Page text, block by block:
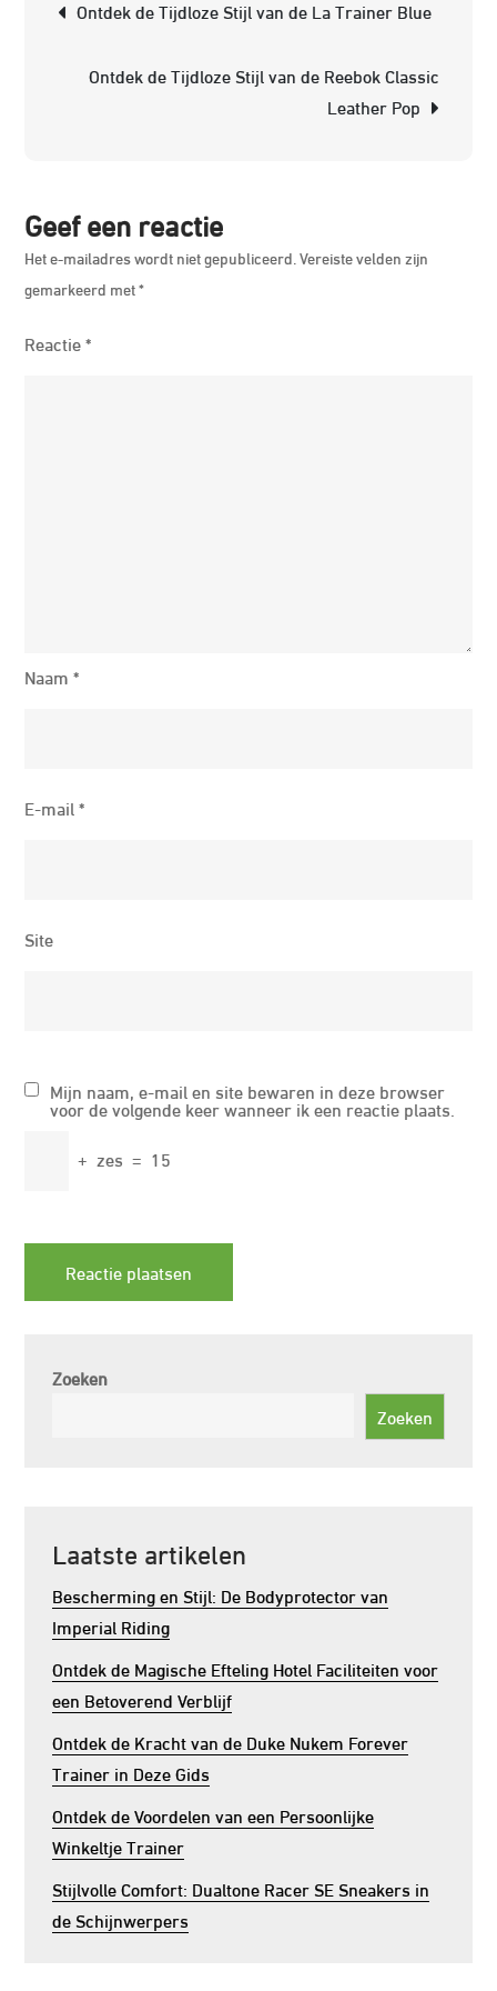
Ontdek de Tijdloze Stijl van de La Trainer Blue
Ontdek de Tijdloze Stijl van de Reebok Classic
Leather Pop
Geef een reactie
Het e-mailadres wordt niet gepubliceerd. Vereiste velden zijn
gemarkeerd met*
Reactie*
Naam*
E-mail*
Site
Mijn naam, e-mail en site bewaren in deze browser
voor de volgende keer wanneer ik een reactie plaats.
+ zes = 15
Zoeken
Zoeken
Laatste artikelen
Bescherming en Stijl: De Bodyprotector van
Imperial Riding
Ontdek de Magische Efteling Hotel Faciliteiten voor
een Betoverend Verblijf
Ontdek de Kracht van de Duke Nukem Forever
Trainer in Deze Gids
Ontdek de Voordelen van een Persoonlijke
Winkeltje Trainer
Stijlvolle Comfort: Dualtone Racer SE Sneakers in
de Schijnwerpers